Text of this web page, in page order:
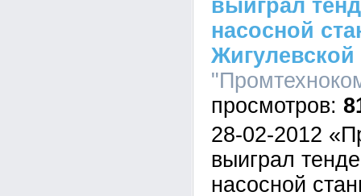
выиграл
насосной
28-02-2012
выиграл
насосной